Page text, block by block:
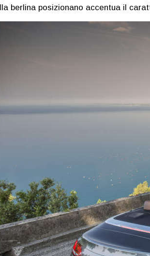
berlina posizionano accentua il